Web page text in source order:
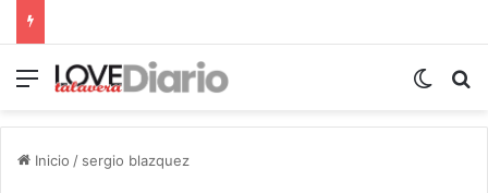
Menú
Inicio / sergio blazquez